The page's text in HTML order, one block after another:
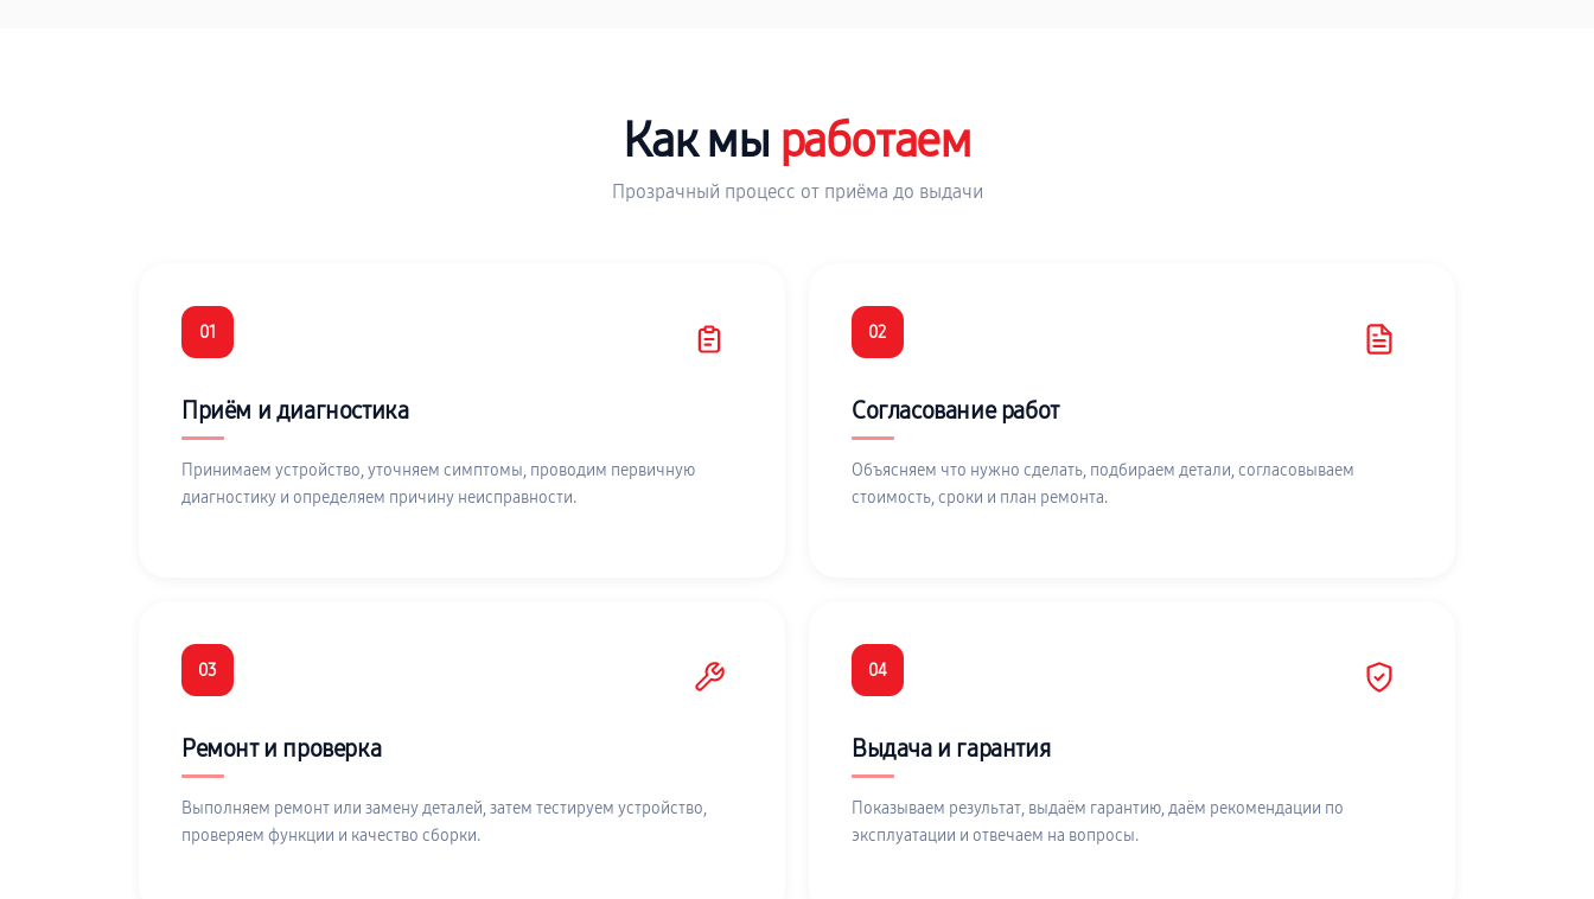
Как мы работаем
Прозрачный процесс от приёма до выдачи
01
Приём и диагностика
Принимаем устройство, уточняем симптомы, проводим первичную
диагностику и определяем причину неисправности.
02
Согласование работ
Объясняем что нужно сделать, подбираем детали, согласовываем
стоимость, сроки и план ремонта.
03
Ремонт и проверка
Выполняем ремонт или замену деталей, затем тестируем устройство,
проверяем функции и качество сборки.
04
Выдача и гарантия
Показываем результат, выдаём гарантию, даём рекомендации по
эксплуатации и отвечаем на вопросы.